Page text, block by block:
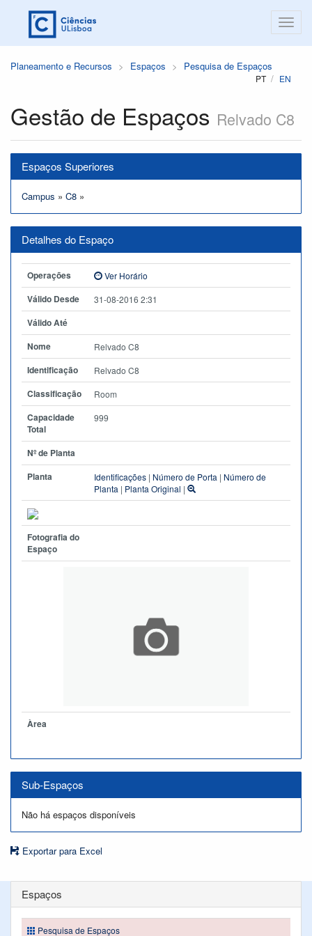
Planeamento e Recursos Espaços Pesquisa de Espaços
PT EN
Gestão de Espaços Relvado C8
Espaços Superiores
Campus » C8 »
Detalhes do Espaço
Operações Ver Horário
Válido Desde 31-08-2016 2:31
Válido Até
Nome
Relvado C8
Identificação Relvado C8
Classificação Room
Capacidade
Total
999
Nº de Planta
Planta
Identificações | Número de Porta | Número de
Planta | Planta Original |
Fotografia do
Espaço
Àrea
Sub-Espaços
Não há espaços disponíveis
Exportar para Excel
Espaços
Pesquisa de Espaços